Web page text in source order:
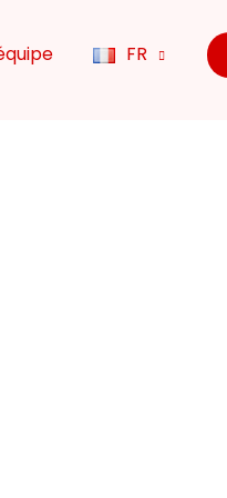
FR